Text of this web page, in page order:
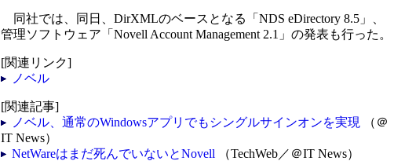
同社では、同日、DirXMLのベースとなる「NDS eDirectory 8.5」、
管理ソフトウェア「Novell Account Management 2.1」の発表も行った。
[関連リンク]
ノベル
[関連記事]
ノベル、通常のWindowsアプリでもシングルサインオンを実現
（＠
IT News）
NetWareはまだ死んでいないとNovell （TechWeb／＠IT News）